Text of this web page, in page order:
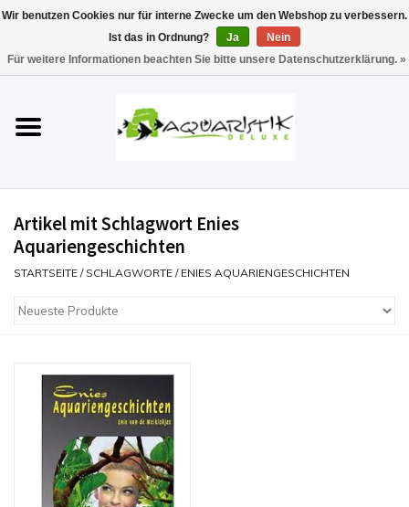
Aquarien
Technik
Futter
Werkzeuge
Lesestoff
Zubehör & Nützliches
Artikel mit Schlagwort Enies
Aquariengeschichten
STARTSEITE / SCHLAGWORTE / ENIES AQUARIENGESCHICHTEN
Wir benutzen Cookies nur für interne Zwecke um den Webshop zu verbessern.
Ist das in Ordnung?
Ja
Nein
Für weitere Informationen beachten Sie bitte unsere Datenschutzerklärung. »